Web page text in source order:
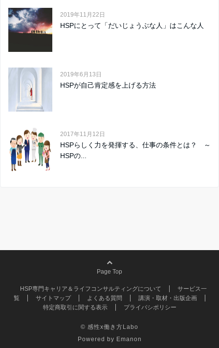
2019年11月22日
HSPにとって「だいじょうぶな人」はこんな人
2019年6月13日
HSPが自己肯定感を上げる方法
2017年11月12日
HSPらしく力を発揮する、仕事の条件とは？ ～
HSPの...
Page Top
HSP専門キャリア＆ライフコンサルティングについて
サービス一
覧
サイトマップ よくある質問
講演・取材・出版企画
特定商取引に関する表示
プライバシポリシー
© 感性x働き方Labo
Powered by Emanon